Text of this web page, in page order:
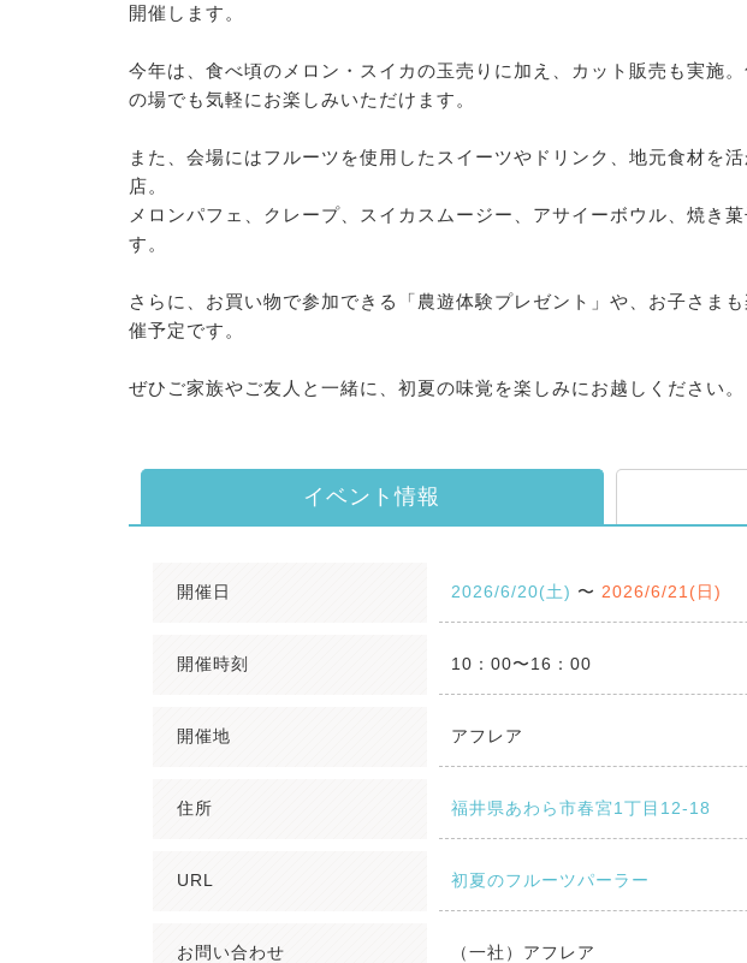
開催します。
今年は、食べ頃のメロン・スイカの玉売りに加え、カット販売も実施
の場でも気軽にお楽しみいただけます。
また、会場にはフルーツを使用したスイーツやドリンク、地元食材を
店。
メロンパフェ、クレープ、スイカスムージー、アサイーボウル、焼き
す。
さらに、お買い物で参加できる「農遊体験プレゼント」や、お子さま
催予定です。
ぜひご家族やご友人と一緒に、初夏の味覚を楽しみにお越しください。
イベント情報
開催日 2026/6/20(土) 〜 2026/6/21(日)
開催時刻 10：00〜16：00
開催地 アフレア
住所 福井県あわら市春宮1丁目12-18
URL 初夏のフルーツパーラー
お問い合わせ
（一社）アフレア